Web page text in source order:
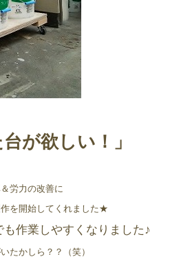
が欲しい！」
労力の改善に
を開始してくれました★
作業しやすくなりました♪
たかしら？？（笑）